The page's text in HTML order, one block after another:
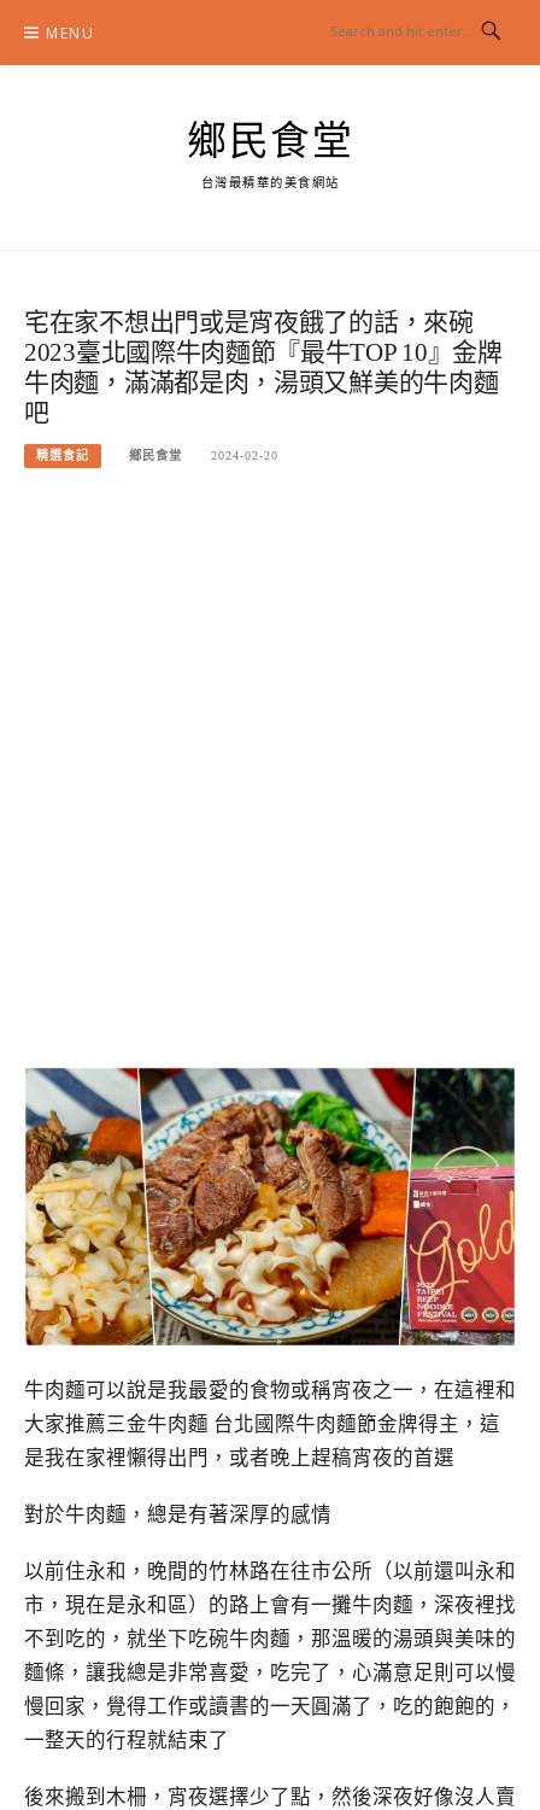
content
MENU
鄉民食堂
台灣最精華的美食網站
宅在家不想出門或是宵夜餓了的話，來碗
2023臺北國際牛肉麵節『最牛TOP 10』金牌
牛肉麵，滿滿都是肉，湯頭又鮮美的牛肉麵
吧
精選食記 鄉民食堂 2024-02-20
牛肉麵可以說是我最愛的食物或稱宵夜之一，在這裡和
大家推薦三金牛肉麵 台北國際牛肉麵節金牌得主，這
是我在家裡懶得出門，或者晚上趕稿宵夜的首選
對於牛肉麵，總是有著深厚的感情
以前住永和，晚間的竹林路在往市公所（以前還叫永和
市，現在是永和區）的路上會有一攤牛肉麵，深夜裡找
不到吃的，就坐下吃碗牛肉麵，那溫暖的湯頭與美味的
麵條，讓我總是非常喜愛，吃完了，心滿意足則可以慢
慢回家，覺得工作或讀書的一天圓滿了，吃的飽飽的，
一整天的行程就結束了
後來搬到木柵，宵夜選擇少了點，然後深夜好像沒人賣